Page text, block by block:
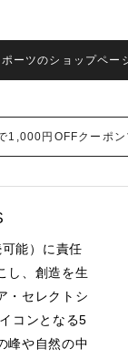
ーツのショップペー
1,000円OFFクーポン
能）に責任
し、創造を生
・セレクトシ
コンとなる5
峰や自然の中